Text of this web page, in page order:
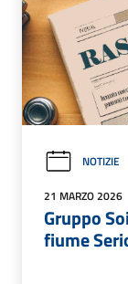
NOTIZIE
21 MARZO 2026
Gruppo
fiume